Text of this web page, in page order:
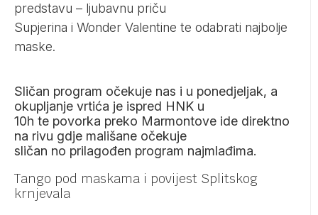
predstavu – ljubavnu priču
Supjerina i Wonder Valentine te odabrati najbolje
maske.
Sličan program očekuje nas i u ponedjeljak, a
okupljanje vrtića je ispred HNK u
10h te povorka preko Marmontove ide direktno
na rivu gdje mališane očekuje
sličan no prilagođen program najmlađima.
Tango pod maskama i povijest Splitskog
krnjevala